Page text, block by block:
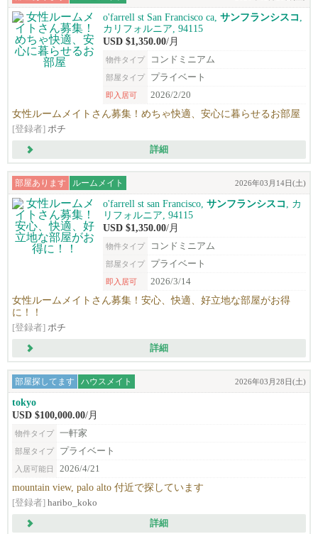
o'farrell st San Francisco ca, サンフランシスコ
カリフォルニア, 94115
USD $1,350.00/月
物件タイプ コンドミニアム
部屋タイプ プライベート
即入居可 2026/2/20
女性ルームメイトさん募集！めちゃ快適、安心に暮らせるお部屋
[登録者] ポチ
詳細
部屋あります ルームメイト 2026年03月14日(土)
o'farrell st san Francisco, サンフランシスコ
, カ
リフォルニア, 94115
USD $1,350.00/月
物件タイプ コンドミニアム
部屋タイプ プライベート
即入居可 2026/3/14
女性ルームメイトさん募集！安心、快適、好立地な部屋がお得
に！！
[登録者] ポチ
詳細
部屋探してます ハウスメイト 2026年03月28日(土)
tokyo
USD $100,000.00/月
物件タイプ 一軒家
部屋タイプ プライベート
入居可能日 2026/4/21
mountain view, palo alto 付近で探しています
[登録者] haribo_koko
詳細